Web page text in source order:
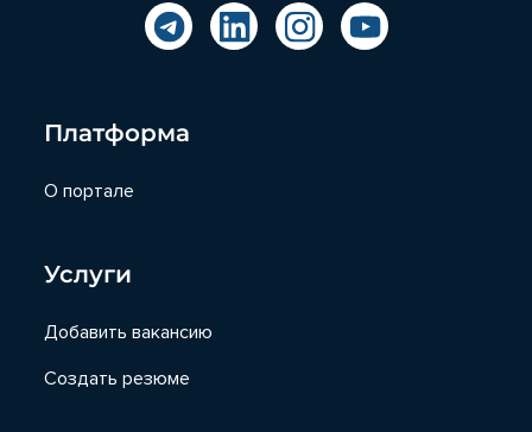
Платформа
О портале
Услуги
Добавить вакансию
Создать резюме